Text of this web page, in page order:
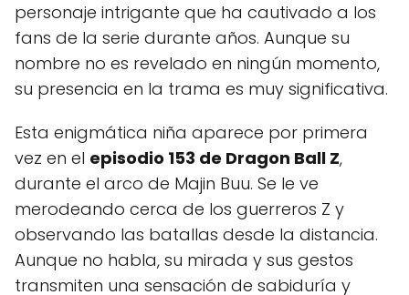
personaje intrigante que ha cautivado a los
fans de la serie durante años. Aunque su
nombre no es revelado en ningún momento,
su presencia en la trama es muy significativa.
Esta enigmática niña aparece por primera
vez en el episodio 153 de Dragon Ball Z,
durante el arco de Majin Buu. Se le ve
merodeando cerca de los guerreros Z y
observando las batallas desde la distancia.
Aunque no habla, su mirada y sus gestos
transmiten una sensación de sabiduría y